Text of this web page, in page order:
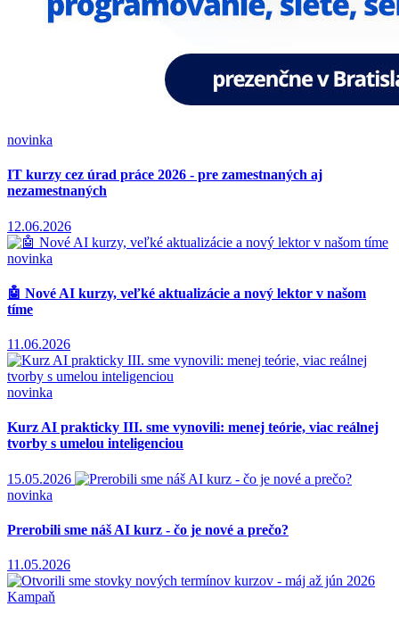
novinka
IT kurzy cez úrad práce 2026 - pre zamestnaných aj
nezamestnaných
12.06.2026
novinka
🤖 Nové AI kurzy, veľké aktualizácie a nový lektor v našom
tíme
11.06.2026
novinka
Kurz AI prakticky III. sme vynovili: menej teórie, viac reálnej
tvorby s umelou inteligenciou
15.05.2026
novinka
Prerobili sme náš AI kurz - čo je nové a prečo?
11.05.2026
Kampaň